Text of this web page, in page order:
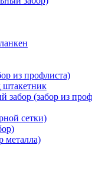
из профлиста)
(забор из
сетки)
металла)